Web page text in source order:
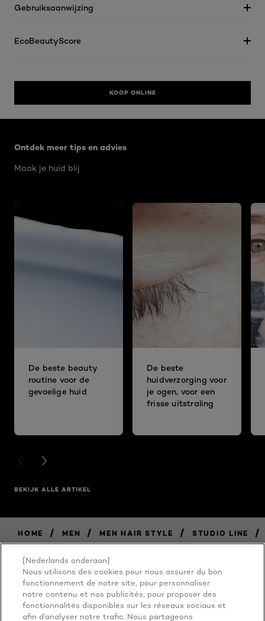
Gebruiksaanwijzing
EcoBeautyScore
KOOP ONLINE
Ontdek meer tips en advies
Maak je huid blij
De beste beauty
routine voor de
gevoelige huid
De beste
huidverzorging voor
je ogen, voor een
frisse uitstraling
PREVIOUS CARD
NEXT CARD
BEKIJK ALLE ARTIKEL
HOME / MEN / MEN HAIR STYLE / STUDIO LINE /
BECAUSE
[Nederlands onderaan]
Nous utilisons des cookies pour nous assurer du bon
fonctionnement de notre site, pour personnaliser
notre contenu et nos publicités, pour proposer des
fonctionnalités disponibles sur les réseaux sociaux et
afin d’analyser notre trafic. Nous partageons